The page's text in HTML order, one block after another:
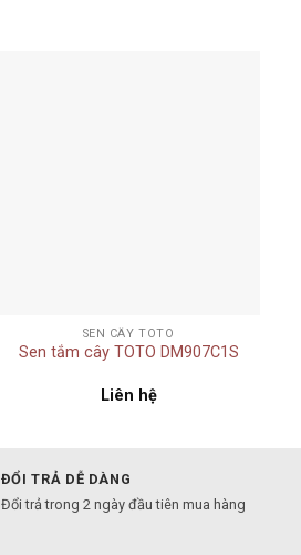
SEN CÂY TOTO
Sen tắm cây TOTO DM907C1S
Liên hệ
ĐỔI TRẢ DỄ DÀNG
Đổi trả trong 2 ngày đầu tiên mua hàng